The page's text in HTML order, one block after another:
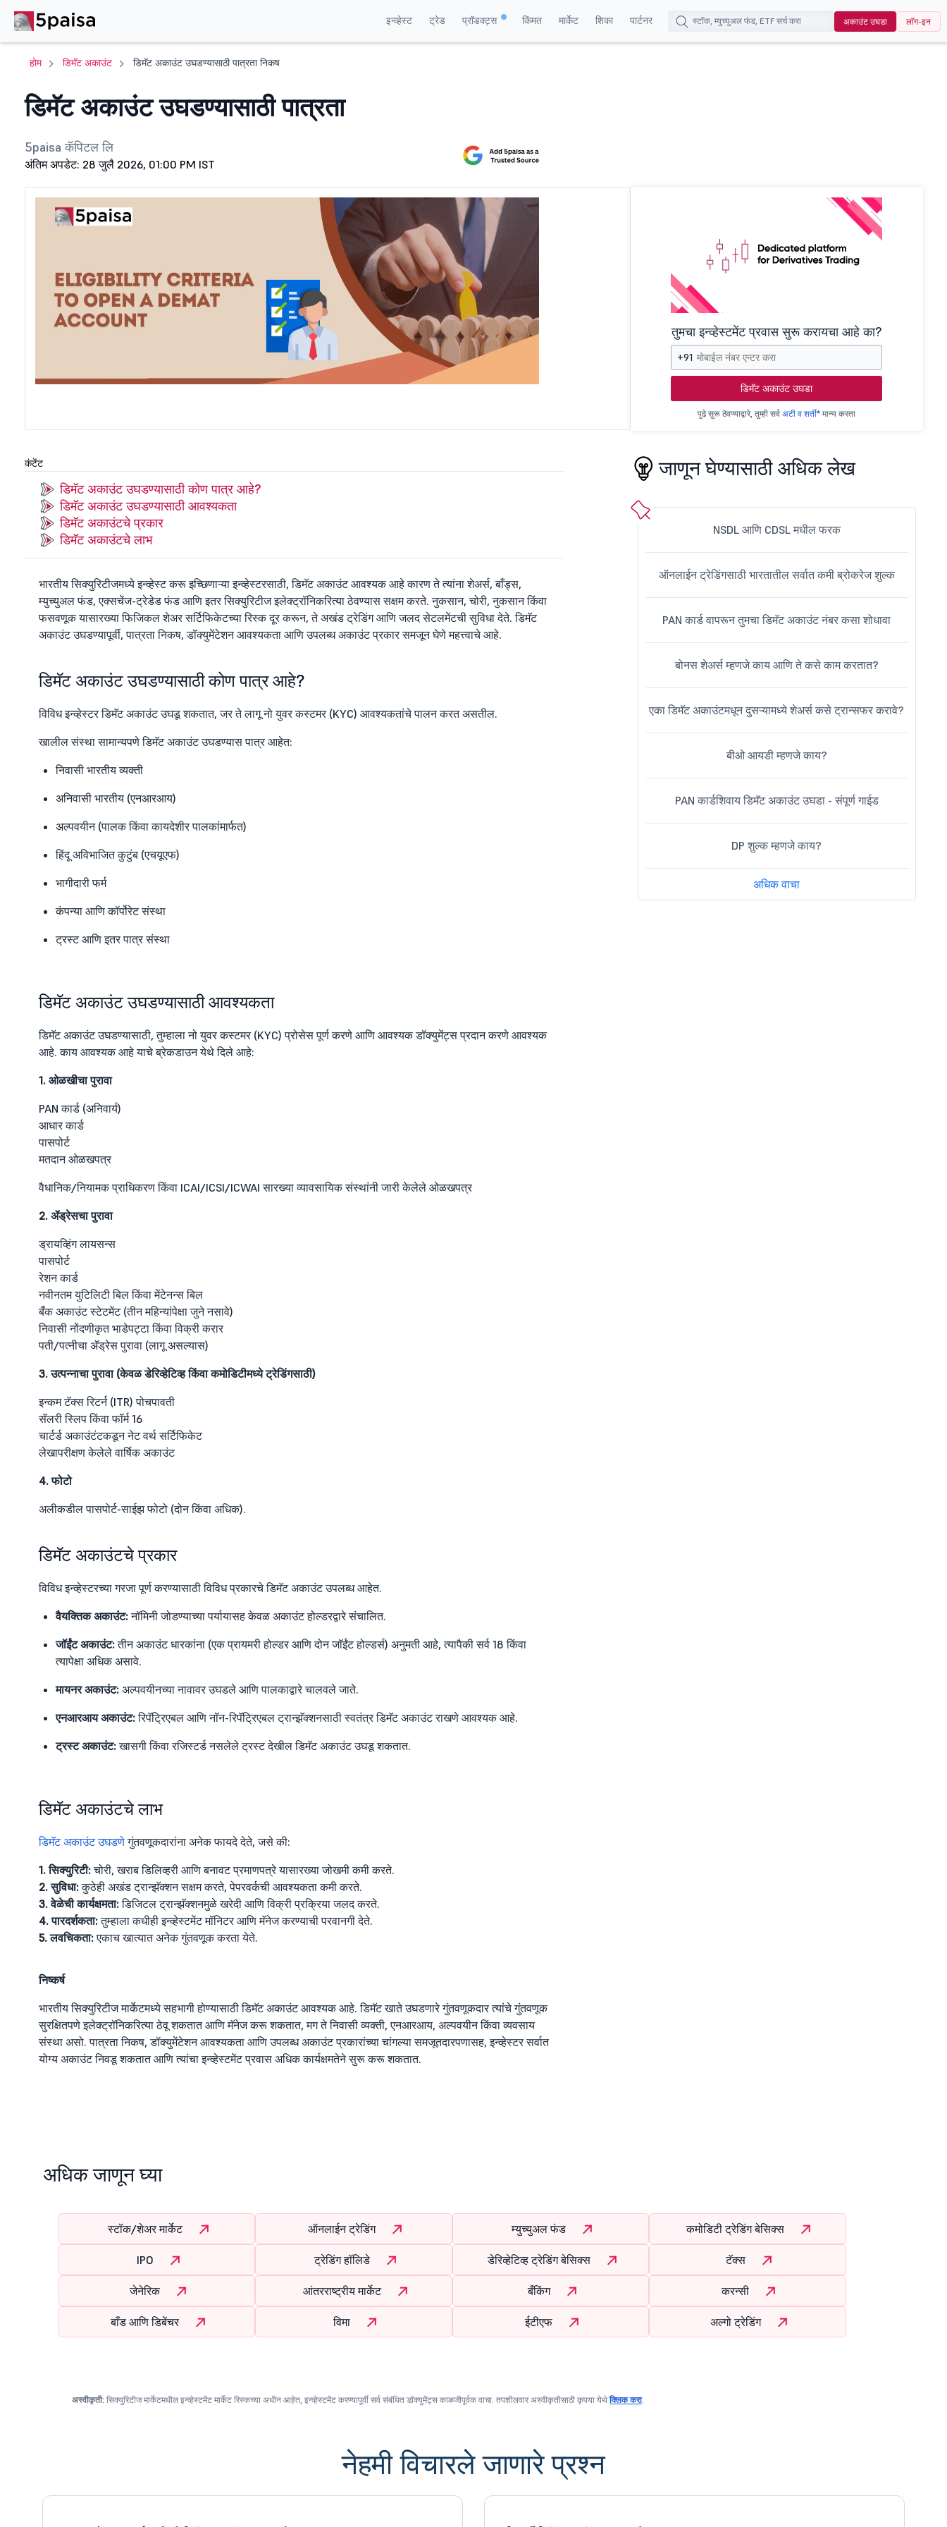
इन्व्हेस्ट ट्रेड प्रॉडक्ट्स किंमत मार्केट शिका पार्टनर अकाउंट उघडा लॉग-इन
होम डिमॅट अकाउंट डिमॅट अकाउंट उघडण्यासाठी पात्रता निकष
डिमॅट अकाउंट उघडण्यासाठी पात्रता
5paisa कॅपिटल लि
अंतिम अपडेट: 28 जुलै 2026, 01:00 PM IST
तुमचा इन्व्हेस्टमेंट प्रवास सुरू करायचा आहे का?
+91
डिमॅट अकाउंट उघडा
पुढे सुरू ठेवण्याद्वारे, तुम्ही सर्वअटी व शर्ती* मान्य करता
कंटेंट
डिमॅट अकाउंट उघडण्यासाठी कोण पात्र आहे?
डिमॅट अकाउंट उघडण्यासाठी आवश्यकता
डिमॅट अकाउंटचे प्रकार
डिमॅट अकाउंटचे लाभ
भारतीय सिक्युरिटीजमध्ये इन्व्हेस्ट करू इच्छिणाऱ्या इन्व्हेस्टरसाठी, डिमॅट अकाउंट आवश्यक आहे कारण ते त्यांना शेअर्स, बाँड्स,
म्युच्युअल फंड, एक्सचेंज-ट्रेडेड फंड आणि इतर सिक्युरिटीज इलेक्ट्रॉनिकरित्या ठेवण्यास सक्षम करते. नुकसान, चोरी, नुकसान किंवा
फसवणूक यासारख्या फिजिकल शेअर सर्टिफिकेटच्या रिस्क दूर करून, ते अखंड ट्रेडिंग आणि जलद सेटलमेंटची सुविधा देते. डिमॅट
अकाउंट उघडण्यापूर्वी, पात्रता निकष, डॉक्युमेंटेशन आवश्यकता आणि उपलब्ध अकाउंट प्रकार समजून घेणे महत्त्वाचे आहे.
डिमॅट अकाउंट उघडण्यासाठी कोण पात्र आहे?
विविध इन्व्हेस्टर डिमॅट अकाउंट उघडू शकतात, जर ते लागू नो युवर कस्टमर (KYC) आवश्यकतांचे पालन करत असतील.
खालील संस्था सामान्यपणे डिमॅट अकाउंट उघडण्यास पात्र आहेत:
निवासी भारतीय व्यक्ती
अनिवासी भारतीय (एनआरआय)
अल्पवयीन (पालक किंवा कायदेशीर पालकांमार्फत)
हिंदू अविभाजित कुटुंब (एचयूएफ)
भागीदारी फर्म
कंपन्या आणि कॉर्पोरेट संस्था
ट्रस्ट आणि इतर पात्र संस्था
डिमॅट अकाउंट उघडण्यासाठी आवश्यकता
डिमॅट अकाउंट उघडण्यासाठी, तुम्हाला नो युवर कस्टमर (KYC) प्रोसेस पूर्ण करणे आणि आवश्यक डॉक्युमेंट्स प्रदान करणे आवश्यक
आहे. काय आवश्यक आहे याचे ब्रेकडाउन येथे दिले आहे:
1. ओळखीचा पुरावा
PAN कार्ड (अनिवार्य)
आधार कार्ड
पासपोर्ट
मतदान ओळखपत्र
वैधानिक/नियामक प्राधिकरण किंवा ICAI/ICSI/ICWAI सारख्या व्यावसायिक संस्थांनी जारी केलेले ओळखपत्र
2. ॲड्रेसचा पुरावा
ड्रायव्हिंग लायसन्स
पासपोर्ट
रेशन कार्ड
नवीनतम युटिलिटी बिल किंवा मेंटेनन्स बिल
बँक अकाउंट स्टेटमेंट (तीन महिन्यांपेक्षा जुने नसावे)
निवासी नोंदणीकृत भाडेपट्टा किंवा विक्री करार
पती/पत्नीचा ॲड्रेस पुरावा (लागू असल्यास)
3. उत्पन्नाचा पुरावा (केवळ डेरिव्हेटिव्ह किंवा कमोडिटीमध्ये ट्रेडिंगसाठी)
इन्कम टॅक्स रिटर्न (ITR) पोचपावती
सॅलरी स्लिप किंवा फॉर्म 16
चार्टर्ड अकाउंटंटकडून नेट वर्थ सर्टिफिकेट
लेखापरीक्षण केलेले वार्षिक अकाउंट
4. फोटो
अलीकडील पासपोर्ट-साईझ फोटो (दोन किंवा अधिक).
डिमॅट अकाउंटचे प्रकार
विविध इन्व्हेस्टरच्या गरजा पूर्ण करण्यासाठी विविध प्रकारचे डिमॅट अकाउंट उपलब्ध आहेत.
वैयक्तिक अकाउंट:नॉमिनी जोडण्याच्या पर्यायासह केवळ अकाउंट होल्डरद्वारे संचालित.
जॉईंट अकाउंट:तीन अकाउंट धारकांना (एक प्रायमरी होल्डर आणि दोन जॉईंट होल्डर्स) अनुमती आहे, त्यापैकी सर्व 18 किंवा
त्यापेक्षा अधिक असावे.
मायनर अकाउंट:अल्पवयीनच्या नावावर उघडले आणि पालकाद्वारे चालवले जाते.
एनआरआय अकाउंट:रिपॅट्रिएबल आणि नॉन-रिपॅट्रिएबल ट्रान्झॅक्शनसाठी स्वतंत्र डिमॅट अकाउंट राखणे आवश्यक आहे.
ट्रस्ट अकाउंट:खासगी किंवा रजिस्टर्ड नसलेले ट्रस्ट देखील डिमॅट अकाउंट उघडू शकतात.
डिमॅट अकाउंटचे लाभ
डिमॅट अकाउंट उघडणेगुंतवणूकदारांना अनेक फायदे देते, जसे की:
1. सिक्युरिटी:चोरी, खराब डिलिव्हरी आणि बनावट प्रमाणपत्रे यासारख्या जोखमी कमी करते.
2. सुविधा:कुठेही अखंड ट्रान्झॅक्शन सक्षम करते, पेपरवर्कची आवश्यकता कमी करते.
3. वेळेची कार्यक्षमता:डिजिटल ट्रान्झॅक्शनमुळे खरेदी आणि विक्री प्रक्रिया जलद करते.
4. पारदर्शकता:तुम्हाला कधीही इन्व्हेस्टमेंट मॉनिटर आणि मॅनेज करण्याची परवानगी देते.
5. लवचिकता:एकाच खात्यात अनेक गुंतवणूक करता येते.
निष्कर्ष
भारतीय सिक्युरिटीज मार्केटमध्ये सहभागी होण्यासाठी डिमॅट अकाउंट आवश्यक आहे. डिमॅट खाते उघडणारे गुंतवणूकदार त्यांचे गुंतवणूक
सुरक्षितपणे इलेक्ट्रॉनिकरित्या ठेवू शकतात आणि मॅनेज करू शकतात, मग ते निवासी व्यक्ती, एनआरआय, अल्पवयीन किंवा व्यवसाय
संस्था असो. पात्रता निकष, डॉक्युमेंटेशन आवश्यकता आणि उपलब्ध अकाउंट प्रकारांच्या चांगल्या समजूतदारपणासह, इन्व्हेस्टर सर्वात
योग्य अकाउंट निवडू शकतात आणि त्यांचा इन्व्हेस्टमेंट प्रवास अधिक कार्यक्षमतेने सुरू करू शकतात.
जाणून घेण्यासाठी अधिक लेख
NSDL आणि CDSL मधील फरक
ऑनलाईन ट्रेडिंगसाठी भारतातील सर्वात कमी ब्रोकरेज शुल्क
PAN कार्ड वापरून तुमचा डिमॅट अकाउंट नंबर कसा शोधावा
बोनस शेअर्स म्हणजे काय आणि ते कसे काम करतात?
एका डिमॅट अकाउंटमधून दुसऱ्यामध्ये शेअर्स कसे ट्रान्सफर करावे?
बीओ आयडी म्हणजे काय?
PAN कार्डशिवाय डिमॅट अकाउंट उघडा - संपूर्ण गाईड
DP शुल्क म्हणजे काय?
अधिक वाचा
अधिक जाणून घ्या
स्टॉक/शेअर मार्केट ऑनलाईन ट्रेडिंग म्युच्युअल फंड कमोडिटी ट्रेडिंग बेसिक्स
IPO ट्रेडिंग हॉलिडे डेरिव्हेटिव्ह ट्रेडिंग बेसिक्स टॅक्स
जेनेरिक आंतरराष्ट्रीय मार्केट बँकिंग करन्सी
बाँड आणि डिबेंचर विमा ईटीएफ अल्गो ट्रेडिंग
अस्वीकृती: सिक्युरिटीज मार्केटमधील इन्व्हेस्टमेंट मार्केट रिस्कच्या अधीन आहेत, इन्व्हेस्टमेंट करण्यापूर्वी सर्व संबंधित डॉक्युमेंट्स काळजीपूर्वक वाचा. तपशीलवार अस्वीकृतीसाठी कृपया येथेक्लिक करा.
नेहमी विचारले जाणारे प्रश्न